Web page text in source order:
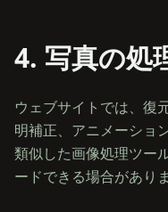
4. 写真の処
ウェブサイトでは、復
明補正、アニメーショ
類似した画像処理ツー
ードできる場合がありま